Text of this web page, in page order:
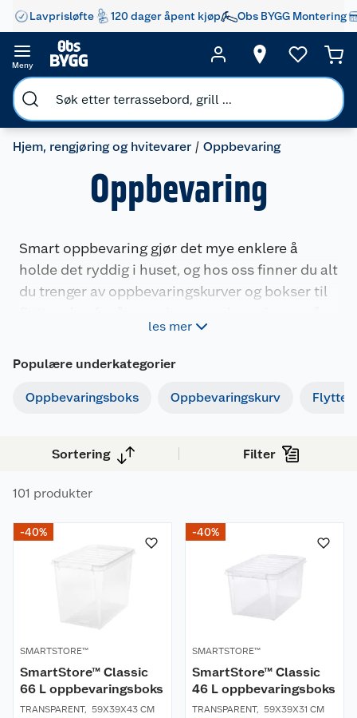
Lavprisløfte 120 dager åpent kjøp Obs BYGG Montering
Meny
Hjem, rengjøring og hvitevarer Oppbevaring
Oppbevaring
Smart oppbevaring gjør det mye enklere å
holde det ryddig i huset, og hos oss finner du alt
du trenger av oppbevaringskurver og bokser til
les mer
Populære underkategorier
Oppbevaringsboks Oppbevaringskurv
Sortering Filter
101 produkter
-40%
SMARTSTORE™
SmartStore™ Classic
66 L oppbevaringsboks
TRANSPARENT, 59X39X43 CM
-40%
SMARTSTORE™
SmartStore™ Classic
46 L oppbevaringsboks
TRANSPARENT, 59X39X31 CM